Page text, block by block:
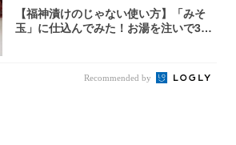
【福神漬けのじゃない使い方】「みそ
玉」に仕込んでみた！お湯を注いで30
Recommended by